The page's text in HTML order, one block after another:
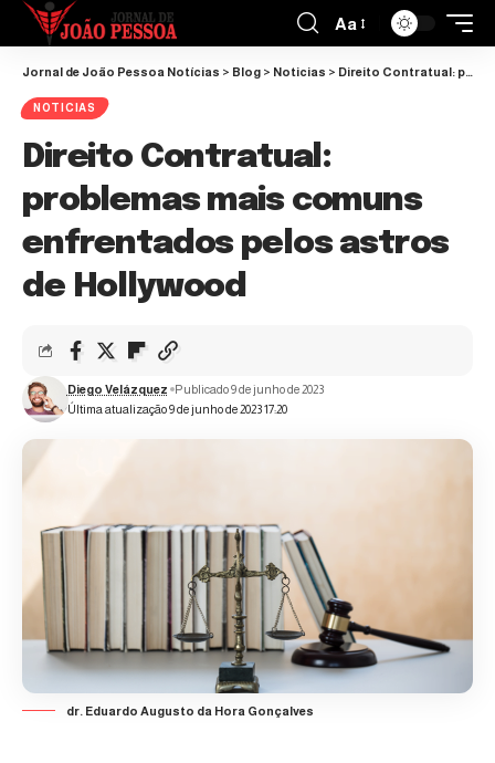
Aa
Jornal de João Pessoa Notícias > Blog > Noticias > Direito Contratual: problemas mais comuns enfrentados pelos astros de Hollywood
NOTICIAS
Direito Contratual:
problemas mais comuns
enfrentados pelos astros
de Hollywood
Última atualização 9 de junho de 2023 17:20
Diego Velázquez Publicado 9 de junho de 2023
dr. Eduardo Augusto da Hora Gonçalves